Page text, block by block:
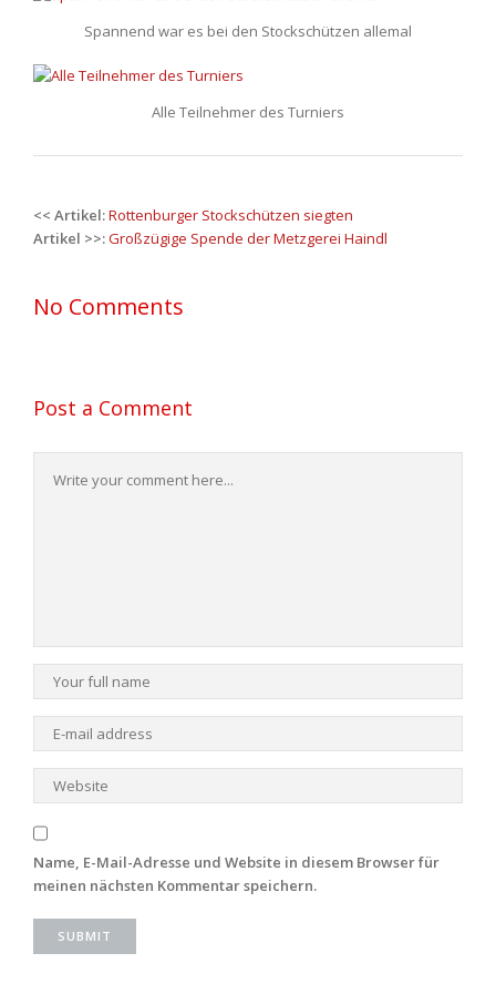
Spannend war es bei den Stockschützen allemal
Alle Teilnehmer des Turniers
Post
navigation
<< Artikel:Rottenburger Stockschützen siegten
Artikel >>:Großzügige Spende der Metzgerei Haindl
No Comments
Post a Comment
Name, E-Mail-Adresse und Website in diesem Browser für
meinen nächsten Kommentar speichern.